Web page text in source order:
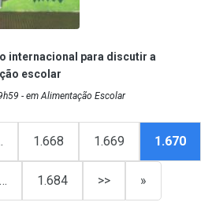
internacional para discutir a
escolar
- em Alimentação Escolar
1.668 1.669 1.670
… 1.684 >> »